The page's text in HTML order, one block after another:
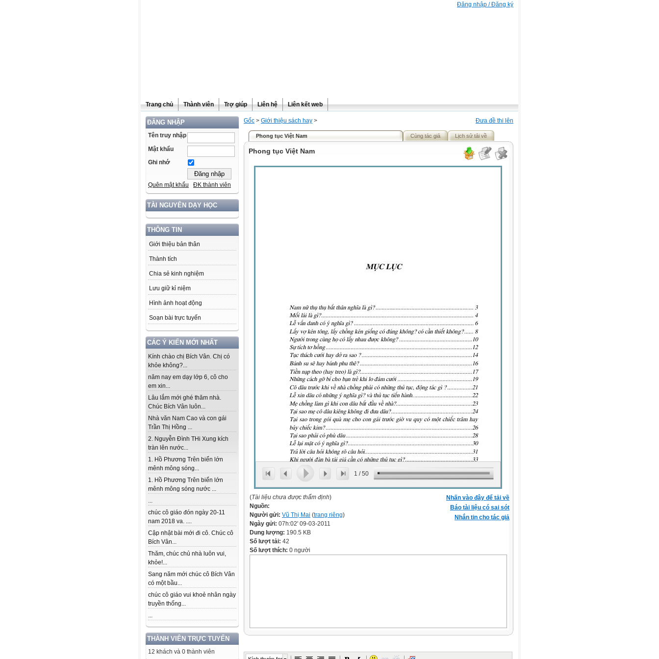
Đăng nhập / Đăng ký
Trang chủ Thành viên Trợ giúp Liên hệ Liên kết web
ĐĂNG NHẬP
Tên truy nhập
Mật khẩu
Ghi nhớ
Quên mật khẩu ĐK thành viên
TÀI NGUYÊN DẠY HỌC
THÔNG TIN
Giới thiệu bản thân
Thành tích
Chia sẻ kinh nghiệm
Lưu giữ kỉ niệm
Hình ảnh hoạt động
Soạn bài trực tuyến
CÁC Ý KIẾN MỚI NHẤT
Kính chào chị Bích Vân. Chị có
khỏe không?...
năm nay em dạy lớp 6, cô cho
em xin...
Lâu lắm mới ghé thăm nhà.
Chúc Bích Vân luôn...
Nhà văn Nam Cao và con gái
Trần Thị Hồng ...
2. Nguyễn Đình THi Xung kích
tràn lên nước...
1. Hồ Phương Trên biển lớn
mênh mông sóng...
1. Hồ Phương Trên biển lớn
mênh mông sóng nước ...
...
chúc cô giáo đón ngày 20-11
nam 2018 va. ....
Cập nhật bài mới đi cô. Chúc cô
Bích Vân...
Thăm, chúc chủ nhà luôn vui,
khỏe!...
Sang năm mới chúc cô Bích Vân
có một bầu...
chúc cô giáo vui khoẻ nhân ngày
truyền thống...
...
THÀNH VIÊN TRỰC TUYẾN
12 khách và 0 thành viên
Đưa đề thi lên
Gốc > Giới thiệu sách hay >
Phong tục Việt Nam Cùng tác giả Lịch sử tải về
Phong tục Việt Nam
1 /50
Nhấn vào đây để tải về
Báo tài liệu có sai sót
Nhắn tin cho tác giả
(Tài liệu chưa được thẩm định)
Nguồn:
Người gửi: Vũ Thị Mai (trang riêng)
Ngày gửi: 07h:02' 09-03-2011
Dung lượng: 190.5 KB
Số lượt tải: 42
Số lượt thích: 0 người